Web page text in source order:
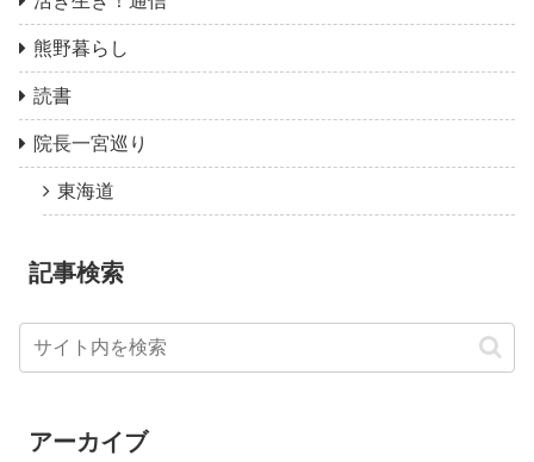
熊野暮らし
読書
院長一宮巡り
東海道
記事検索
アーカイブ